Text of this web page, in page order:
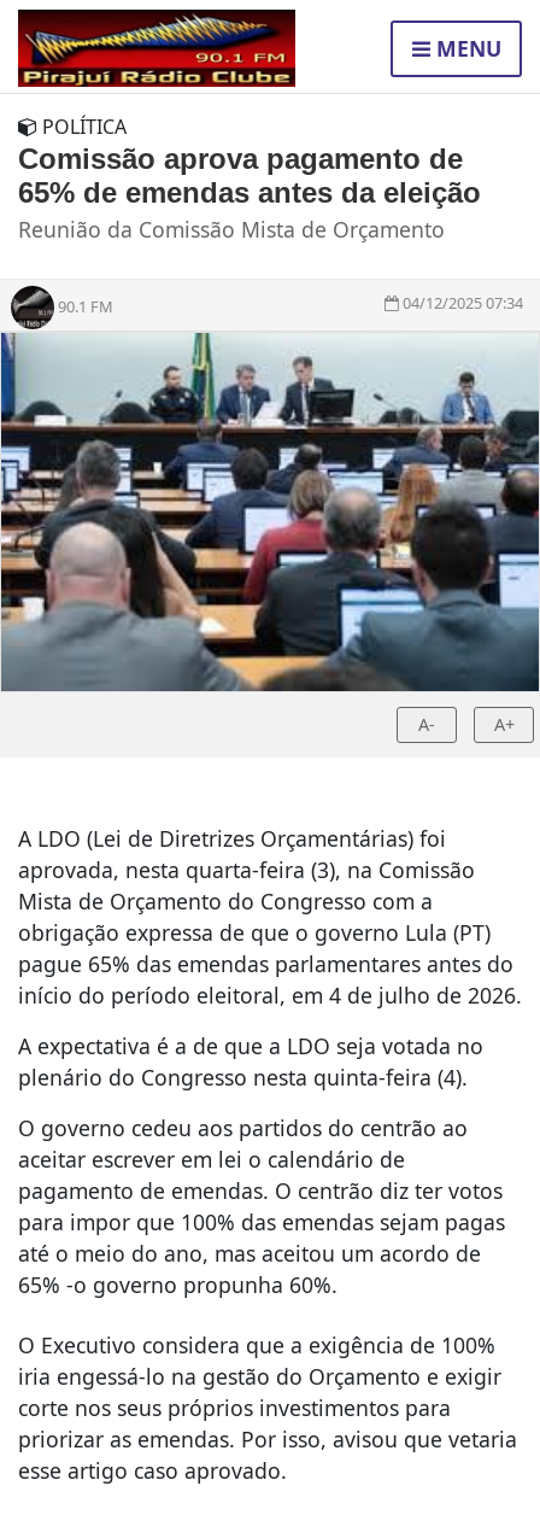
MENU
POLÍTICA
Comissão aprova pagamento de
65% de emendas antes da eleição
Reunião da Comissão Mista de Orçamento
90.1 FM 04/12/2025 07:34
A- A+
A LDO (Lei de Diretrizes Orçamentárias) foi
aprovada, nesta quarta-feira (3), na Comissão
Mista de Orçamento do Congresso com a
obrigação expressa de que o governo Lula (PT)
pague 65% das emendas parlamentares antes do
início do período eleitoral, em 4 de julho de 2026.
A expectativa é a de que a LDO seja votada no
plenário do Congresso nesta quinta-feira (4).
O governo cedeu aos partidos do centrão ao
aceitar escrever em lei o calendário de
pagamento de emendas. O centrão diz ter votos
para impor que 100% das emendas sejam pagas
até o meio do ano, mas aceitou um acordo de
65% -o governo propunha 60%.
O Executivo considera que a exigência de 100%
iria engessá-lo na gestão do Orçamento e exigir
corte nos seus próprios investimentos para
priorizar as emendas. Por isso, avisou que vetaria
esse artigo caso aprovado.